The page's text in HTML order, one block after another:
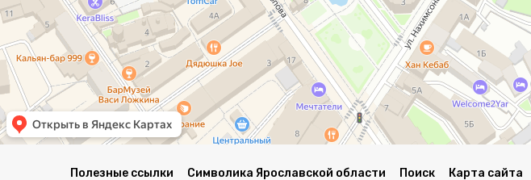
Полезные ссылки Символика Ярославской области Поиск Карта сайта